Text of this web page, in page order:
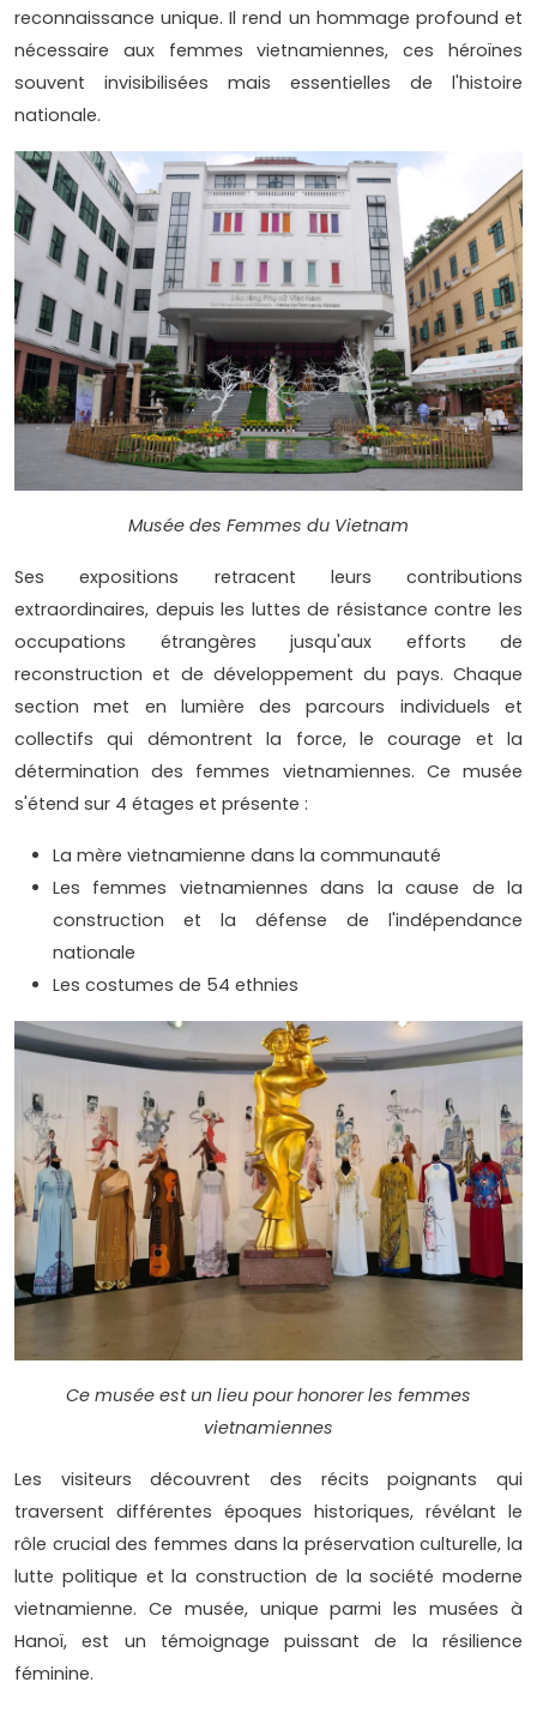
reconnaissance unique. Il rend un hommage profound et
nécessaire aux femmes vietnamiennes, ces héroïnes
souvent invisibilisées mais essentielles de l'histoire
nationale.
Musée des Femmes du Vietnam
Ses expositions retracent leurs contributions
extraordinaires, depuis les luttes de résistance contre les
occupations étrangères jusqu'aux efforts de
reconstruction et de développement du pays. Chaque
section met en lumière des parcours individuels et
collectifs qui démontrent la force, le courage et la
détermination des femmes vietnamiennes. Ce musée
s'étend sur 4 étages et présente :
La mère vietnamienne dans la communauté
Les femmes vietnamiennes dans la cause de la
construction et la défense de l'indépendance
nationale
Les costumes de 54 ethnies
Ce musée est un lieu pour honorer les femmes
vietnamiennes
Les visiteurs découvrent des récits poignants qui
traversent différentes époques historiques, révélant le
rôle crucial des femmes dans la préservation culturelle, la
lutte politique et la construction de la société moderne
vietnamienne. Ce musée, unique parmi les musées à
Hanoï, est un témoignage puissant de la résilience
féminine.